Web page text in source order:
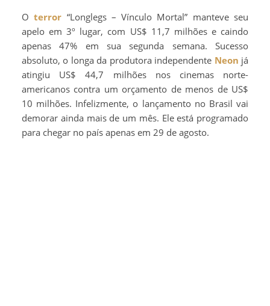
Oterror “Longlegs – Vínculo Mortal” manteve seu
apelo em 3º lugar, com US$ 11,7 milhões e caindo
apenas 47% em sua segunda semana. Sucesso
absoluto, o longa da produtora independente Neon já
atingiu US$ 44,7 milhões nos cinemas norte-
americanos contra um orçamento de menos de US$
10 milhões. Infelizmente, o lançamento no Brasil vai
demorar ainda mais de um mês. Ele está programado
para chegar no país apenas em 29 de agosto.